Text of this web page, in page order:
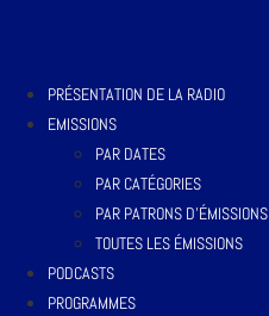
PRÉSENTATION DE LA RADIO
EMISSIONS
PAR DATES
PAR CATÉGORIES
PAR PATRONS D’ÉMISSIONS
TOUTES LES ÉMISSIONS
PODCASTS
PROGRAMMES